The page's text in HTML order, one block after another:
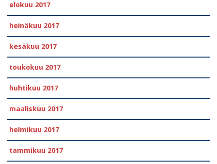
elokuu 2017
heinäkuu 2017
kesäkuu 2017
toukokuu 2017
huhtikuu 2017
maaliskuu 2017
helmikuu 2017
tammikuu 2017